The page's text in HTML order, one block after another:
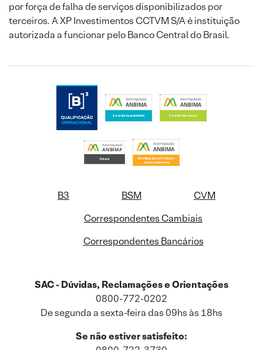
por força de falha de serviços disponibilizados por
terceiros. A XP Investimentos CCTVM S/A é instituição
autorizada a funcionar pelo Banco Central do Brasil.
B3 BSM
CVM
Correspondentes Cambiais
Correspondentes Bancários
SAC - Dúvidas, Reclamações e Orientações
0800-772-0202
De segunda a sexta-feira das 09hs às 18hs
Se não estiver satisfeito: